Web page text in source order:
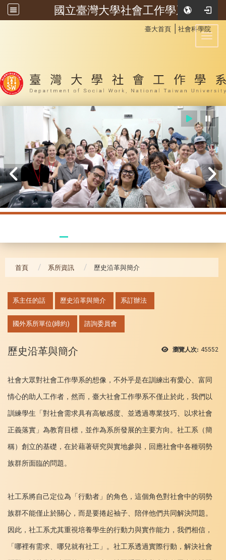
國立臺灣大學社會工作學系
臺大首頁 社會科學院
首頁 系所資訊 歷史沿革與簡介
系主任的話 歷史沿革與簡介 系訂辦法
國外系所單位(締約) 諮詢委員會
瀏覽人次: 45552
歷史沿革與簡介
社會大眾對社會工作學系的想像，不外乎是在訓練出有愛心、富同
情心的助人工作者，然而，臺大社會工作學系不僅止於此，我們以
訓練學生「對社會需求具有高敏感度、並透過專業技巧、以求社會
正義落實」為教育目標，並作為系所發展的主要方向。社工系（簡
稱）創立的基礎，在於藉著研究與實地參與，回應社會中各種弱勢
族群所面臨的問題。
社工系將自己定位為「行動者」的角色，這個角色對社會中的弱勢
族群不能僅止於關心，而是要捲起袖子、陪伴他們共同解決問題。
因此，社工系尤其重視培養學生的行動力與實作能力，我們相信，
「哪裡有需求、哪兒就有社工」 。 社工系透過實際行動，解決社會